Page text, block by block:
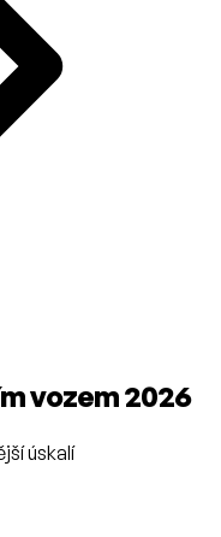
vozem 2026
úskalí